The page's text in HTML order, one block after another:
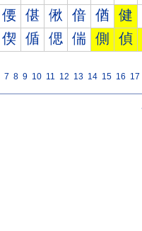
偠 偡 偢 偣 偤 健
偰 偱 偲 偳 側 偵
7 8 9 10 11 12 13 14 15 16 17